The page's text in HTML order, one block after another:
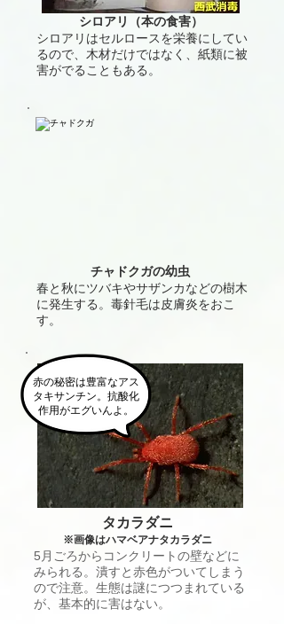
シロアリ（本の食害）
シロアリはセルロースを栄養にしてい
るので、木材だけではなく、紙類に被
害がでることもある。
チャドクガの幼虫
春と秋にツバキやサザンカなどの樹木
に発生する。​毒針毛は皮膚炎をおこ
す。
​赤の秘密は豊富なアス
タキサンチン。抗酸化
作用がエグいんよ。
タカラダニ
※画像はハマベアナタカラダニ
5月ごろからコンクリートの壁などに
みられる。潰すと赤色がついてしまう
ので注意。生態は謎につつまれている
が、基本的に害はない。